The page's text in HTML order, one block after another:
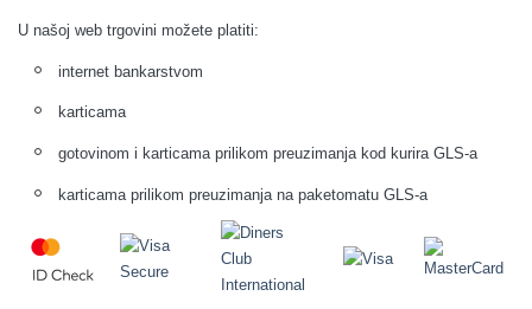
U našoj web trgovini možete platiti:
internet bankarstvom
karticama
gotovinom i karticama prilikom preuzimanja kod kurira GLS-a
karticama prilikom preuzimanja na paketomatu GLS-a